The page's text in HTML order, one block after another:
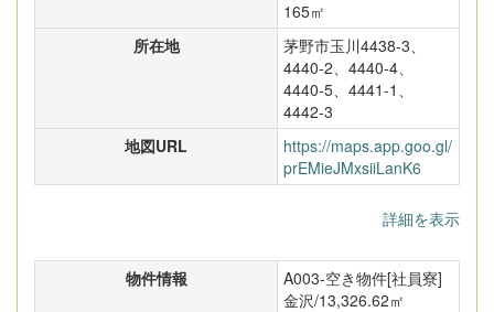
165㎡
所在地
茅野市玉川4438-3、
4440-2、4440-4、
4440-5、4441-1、
4442-3
地図URL
https://maps.app.goo.gl/
prEMieJMxsiiLanK6
詳細を表示
物件情報
A003-空き物件[社員寮]
金沢/13,326.62㎡